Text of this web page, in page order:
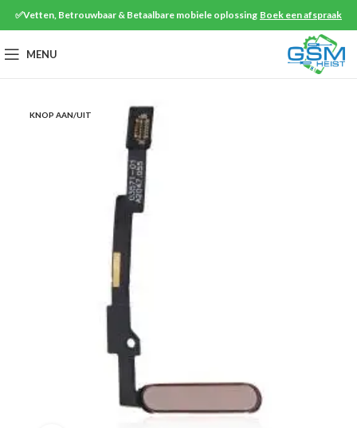
✅Vetten, Betrouwbaar & Betaalbare mobiele oplossing Boek een afspraak
MENU
KNOP AAN/UIT